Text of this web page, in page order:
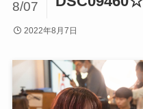
8/07
2022年8月7日